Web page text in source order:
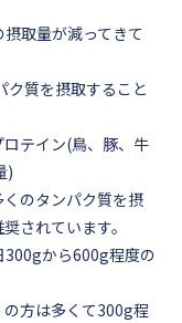
取量が減ってきて
ク質を摂取すること
ロテイン(鳥、豚、牛
)
のタンパク質を摂
されています。
300gから600g程度の
の方は多くて300g程